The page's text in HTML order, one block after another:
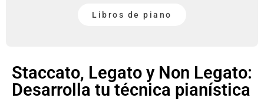
Libros de piano
Staccato, Legato y Non Legato:
Desarrolla tu técnica pianística